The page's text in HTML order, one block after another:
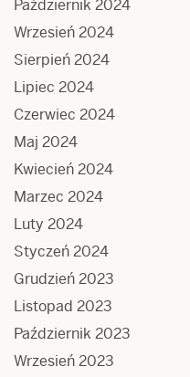
Październik 2024
Wrzesień 2024
Sierpień 2024
Lipiec 2024
Czerwiec 2024
Maj 2024
Kwiecień 2024
Marzec 2024
Luty 2024
Styczeń 2024
Grudzień 2023
Listopad 2023
Październik 2023
Wrzesień 2023